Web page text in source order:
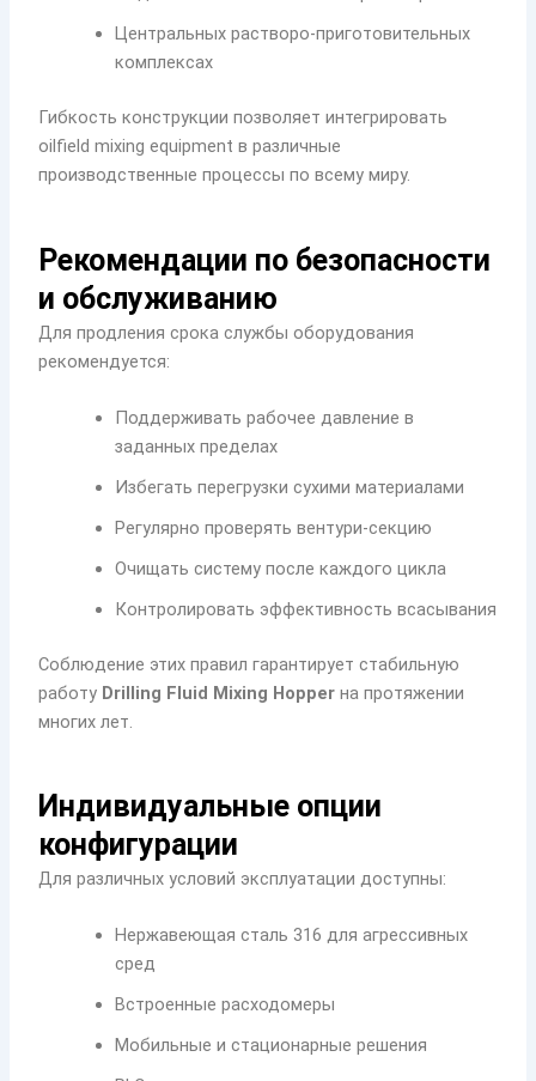
Центральных растворо-приготовительных
комплексах
Гибкость конструкции позволяет интегрировать
oilfield mixing equipment в различные
производственные процессы по всему миру.
Рекомендации по безопасности
и обслуживанию
Для продления срока службы оборудования
рекомендуется:
Поддерживать рабочее давление в
заданных пределах
Избегать перегрузки сухими материалами
Регулярно проверять вентури-секцию
Очищать систему после каждого цикла
Контролировать эффективность всасывания
Соблюдение этих правил гарантирует стабильную
работу Drilling Fluid Mixing Hopper на протяжении
многих лет.
Индивидуальные опции
конфигурации
Для различных условий эксплуатации доступны:
Нержавеющая сталь 316 для агрессивных
сред
Встроенные расходомеры
Мобильные и стационарные решения